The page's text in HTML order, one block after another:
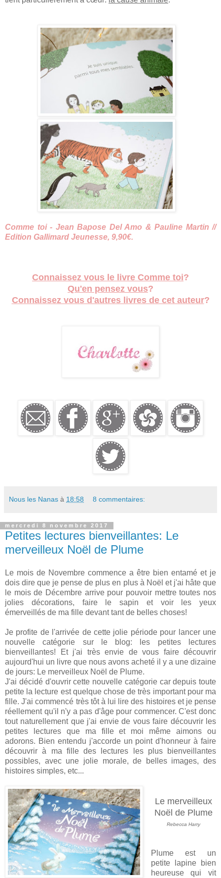
Comme toi - Jean Bapose Del Amo & Pauline Martin //
Edition Gallimard Jeunesse, 9,90€.
Connaissez vous le livre Comme toi?
Qu'en pensez vous?
Connaissez vous d'autres livres de cet auteur?
Nous les Nanas à 18:58 8 commentaires:
mercredi 8 novembre 2017
Petites lectures bienveillantes: Le
merveilleux Noël de Plume
Le mois de Novembre commence a être bien entamé et je
dois dire que je pense de plus en plus à Noël et j'ai hâte que
le mois de Décembre arrive pour pouvoir mettre toutes nos
jolies décorations, faire le sapin et voir les yeux
émerveillés de ma fille devant tant de belles choses!
Je profite de l'arrivée de cette jolie période pour lancer une
nouvelle catégorie sur le blog: les petites lectures
bienveillantes! Et j'ai très envie de vous faire découvrir
aujourd'hui un livre que nous avons acheté il y a une dizaine
de jours: Le merveilleux Noël de Plume.
J'ai décidé d'ouvrir cette nouvelle catégorie car depuis toute
petite la lecture est quelque chose de très important pour ma
fille. J'ai commencé très tôt à lui lire des histoires et je pense
réellement qu'il n'y a pas d'âge pour commencer. C'est donc
tout naturellement que j'ai envie de vous faire découvrir les
petites lectures que ma fille et moi même aimons ou
adorons. Bien entendu j'accorde un point d'honneur à faire
découvrir à ma fille des lectures les plus bienveillantes
possibles, avec une jolie morale, de belles images, des
histoires simples, etc...
Le merveilleux
Noël de Plume
Rebecca Harry
Plume est un
petite lapine bien
heureuse qui vit